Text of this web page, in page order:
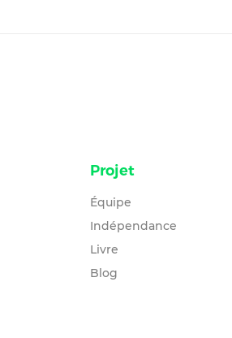
Projet
Équipe
Indépendance
Livre
Blog